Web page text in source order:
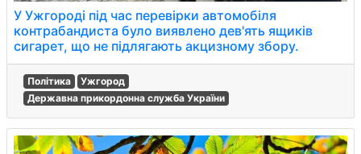
У Ужгороді під час перевірки автомобіля
контрабандиста було виявлено дев'ять ящиків
сигарет, що не підлягають акцизному збору.
Політика
Ужгород
Державна прикордонна служба України